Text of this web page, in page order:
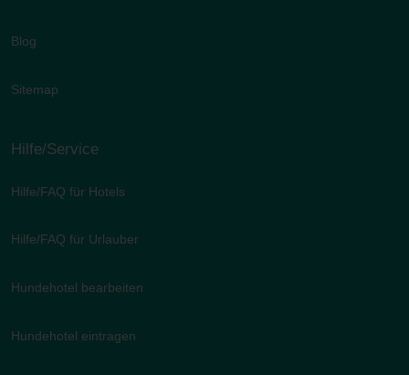
Blog
Sitemap
Hilfe/Service
Hilfe/FAQ für Hotels
Hilfe/FAQ für Urlauber
Hundehotel bearbeiten
Hundehotel eintragen